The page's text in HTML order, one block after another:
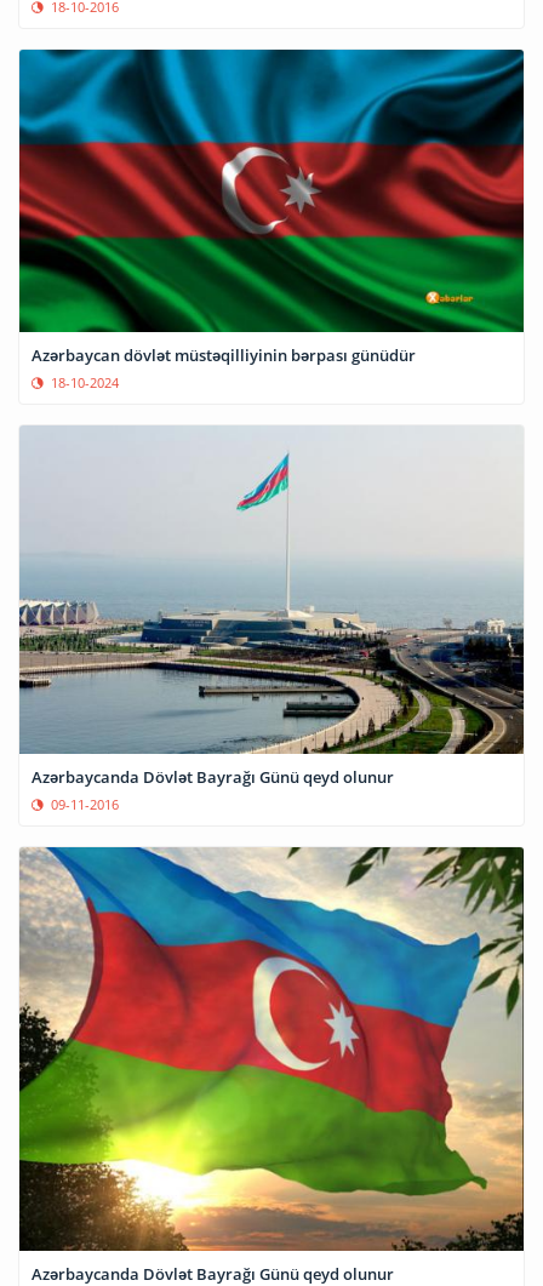
18-10-2016
Azərbaycan dövlət müstəqilliyinin bərpası günüdür
18-10-2024
Azərbaycanda Dövlət Bayrağı Günü qeyd olunur
09-11-2016
Azərbaycanda Dövlət Bayrağı Günü qeyd olunur